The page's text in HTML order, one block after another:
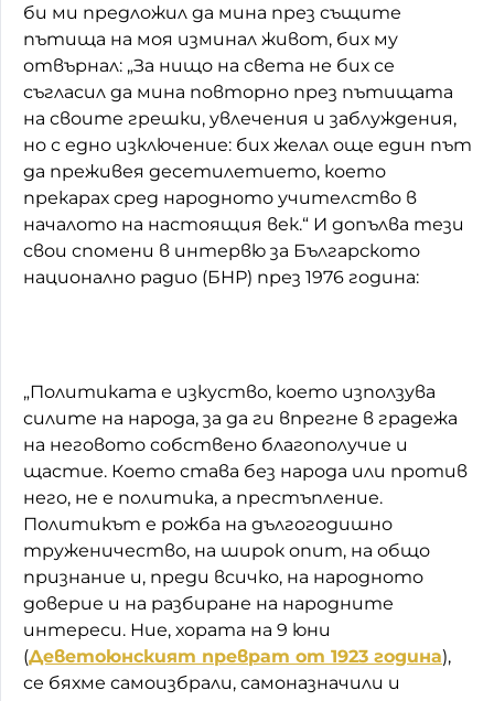
би ми предложил да мина през същите
пътища на моя изминал живот, бих му
отвърнал: „За нищо на света не бих се
съгласил да мина повторно през пътищата
на своите грешки, увлечения и заблуждения,
но с едно изключение: бих желал още един път
да преживея десетилетието, което
прекарах сред народното учителство в
началото на настоящия век.“ И допълва тези
свои спомени в интервю за Българското
национално радио (БНР) през 1976 година:
„Политиката е изкуство, което използува
силите на народа, за да ги впрегне в градежа
на неговото собствено благополучие и
щастие. Което става без народа или против
него, не е политика, а престъпление.
Политикът е рожба на дългогодишно
труженичество, на широк опит, на общо
признание и, преди всичко, на народното
доверие и на разбиране на народните
интереси. Ние, хората на 9 юни
(Деветоюнският преврат от 1923 година),
се бяхме самоизбрали, самоназначили и